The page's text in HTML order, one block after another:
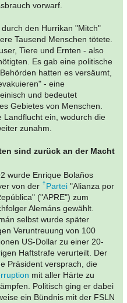
vorwarf.
den Hurrikan "Mitch"
Tausend Menschen tötete.
Tiere und Ernten - also
Es gab eine politische
hatten es versäumt,
- eine
und bedeutet
Gebietes von Menschen.
Landflucht ein, wodurch die
zunahm.
sind zurück an der Macht
wurde Enrique Bolaños
von der
Partei "Alianza por
("APRE") zum
Alemáns gewählt.
selbst wurde später
Veruntreuung von 100
US-Dollar zu einer 20-
Haftstrafe verurteilt. Der
Präsident versprach, die
mit aller Härte zu
Politisch ging er dabei
ein Bündnis mit der FSLN